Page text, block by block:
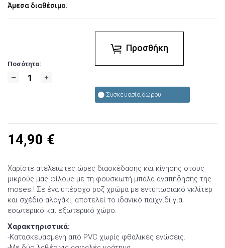
Άμεσα διαθέσιμο.
Ποσότητα:
Προσθήκη
Συσκευασία δώρου
14,90 €
Χαρίστε ατέλειωτες ώρες διασκέδασης και κίνησης στους
μικρούς μας φίλους με τη φουσκωτή μπάλα αναπήδησης της
moses.! Σε ένα υπέροχο ροζ χρώμα με εντυπωσιακό γκλίτερ
και σχέδιο αλογάκι, αποτελεί το ιδανικό παιχνίδι για
εσωτερικό και εξωτερικό χώρο.
Χαρακτηριστικά:
-Κατασκευασμένη από PVC χωρίς φθαλικές ενώσεις.